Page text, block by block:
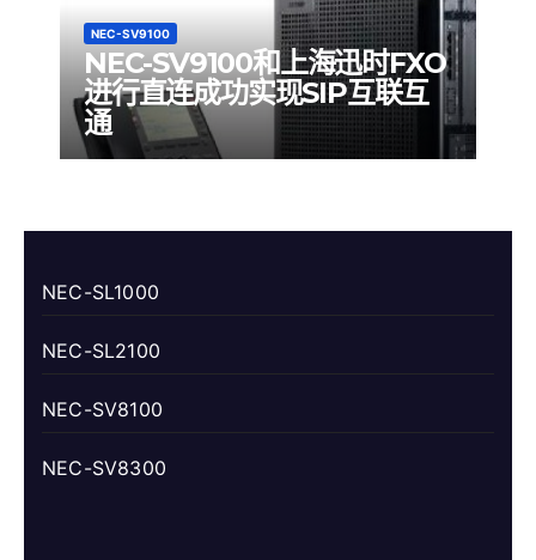
NEC-SV9100
NEC-SV9100和上海迅时FXO
进行直连成功实现SIP互联互
通
NEC-SL1000
NEC-SL2100
NEC-SV8100
NEC-SV8300